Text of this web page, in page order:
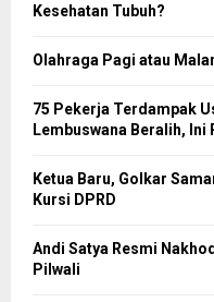
Kesehatan Tubuh?
Olahraga Pagi atau
75 Pekerja Terdampak
Lembuswana Beralih,
Ketua Baru, Golkar
Kursi DPRD
Andi Satya Resmi
Pilwali